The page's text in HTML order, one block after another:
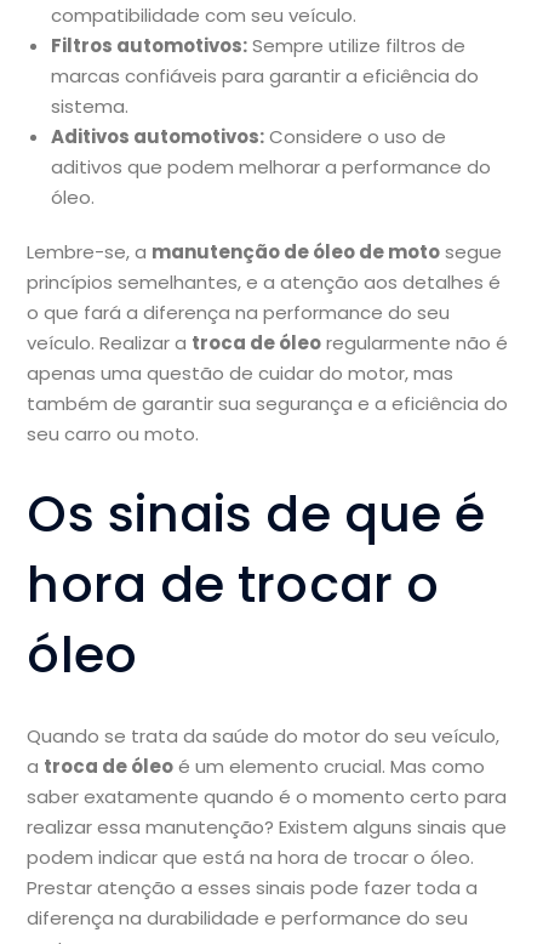
compatibilidade com seu veículo.
Filtros automotivos:Sempre utilize filtros de
marcas confiáveis para garantir a eficiência do
sistema.
Aditivos automotivos:Considere o uso de
aditivos que podem melhorar a performance do
óleo.
Lembre-se, a manutenção de óleo de motosegue
princípios semelhantes, e a atenção aos detalhes é
o que fará a diferença na performance do seu
veículo. Realizar a troca de óleoregularmente não é
apenas uma questão de cuidar do motor, mas
também de garantir sua segurança e a eficiência do
seu carro ou moto.
Os sinais de que é
hora de trocar o
óleo
Quando se trata da saúde do motor do seu veículo,
a troca de óleoé um elemento crucial. Mas como
saber exatamente quando é o momento certo para
realizar essa manutenção? Existem alguns sinais que
podem indicar que está na hora de trocar o óleo.
Prestar atenção a esses sinais pode fazer toda a
diferença na durabilidade e performance do seu